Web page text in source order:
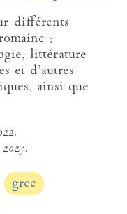
différents
:
littérature
et d’autres
ainsi que
grec